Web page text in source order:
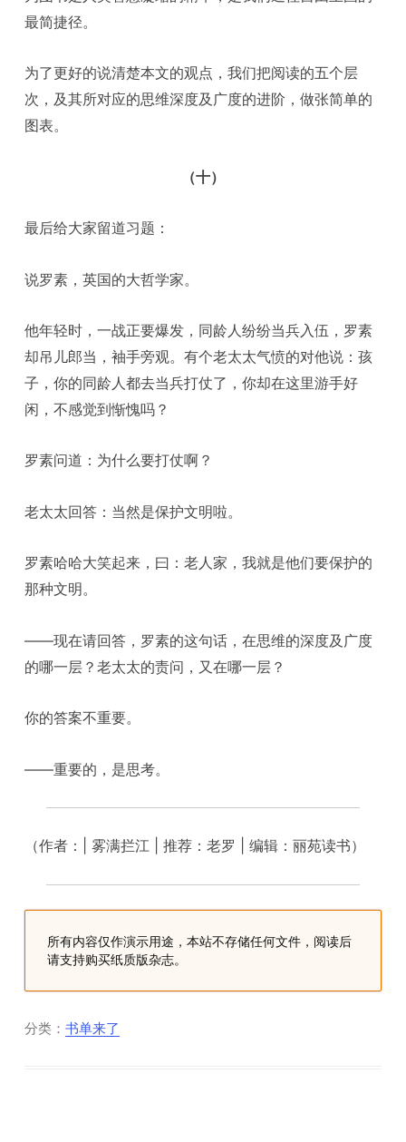
最简捷径。
为了更好的说清楚本文的观点，我们把阅读的五个层
次，及其所对应的思维深度及广度的进阶，做张简单的
图表。
（十）
最后给大家留道习题：
说罗素，英国的大哲学家。
他年轻时，一战正要爆发，同龄人纷纷当兵入伍，罗素
却吊儿郎当，袖手旁观。有个老太太气愤的对他说：孩
子，你的同龄人都去当兵打仗了，你却在这里游手好
闲，不感觉到惭愧吗？
罗素问道：为什么要打仗啊？
老太太回答：当然是保护文明啦。
罗素哈哈大笑起来，曰：老人家，我就是他们要保护的
那种文明。
——现在请回答，罗素的这句话，在思维的深度及广度
的哪一层？老太太的责问，又在哪一层？
你的答案不重要。
——重要的，是思考。
（作者：| 雾满拦江 | 推荐：老罗 | 编辑：丽苑读书）
所有内容仅作演示用途，本站不存储任何文件，阅读后
请支持购买纸质版杂志。
分类：书单来了